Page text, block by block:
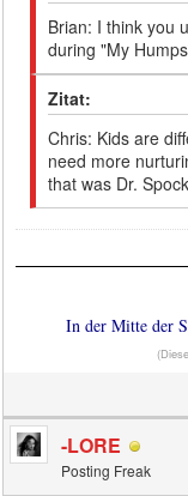
Brian: I think you
during "My
Zitat:
Chris: Kids are
need more
that was Dr.
In der Mitte der
-LORE
Posting Freak